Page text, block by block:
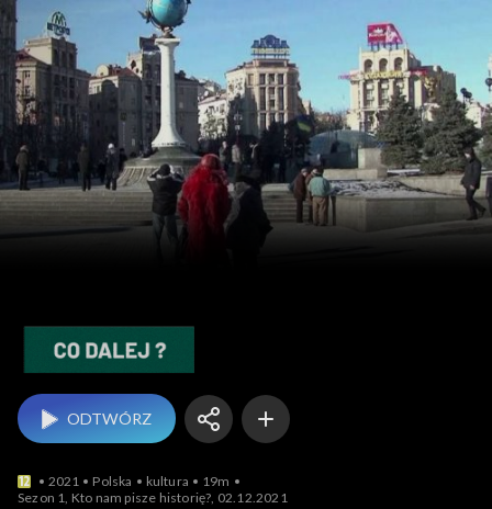
Co dalej?
ODTWÓRZ
2021 Polska kultura
19m
Sezon 1, Kto nam pisze historię?, 02.12.2021